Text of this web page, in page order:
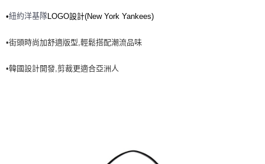
每筆NT$60，滿NT$499(含以上)免運費
宅配滿699免運
•紐約洋基隊LOGO設計(New York Yankees)
•街頭時尚加舒適版型,輕鬆搭配潮流品味
•韓國設計開發,剪裁更適合亞洲人